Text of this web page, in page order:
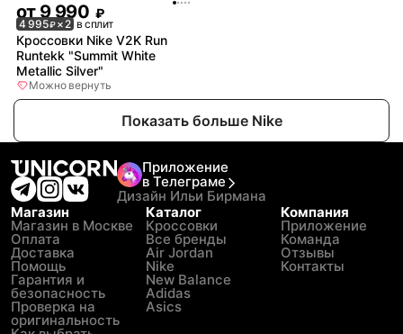
от9 990 ₽
4 995₽× 2 в сплит
Кроссовки Nike V2K Run
Runtekk "Summit White
Metallic Silver"
Можно вернуть
Показать больше Nike
Приложение
в Телеграме
Дизайн Ильи Бирмана
Магазин
Магазин в Москве
Оплата
Доставка
Помощь
Гарантия и
безопасность
Проверка на
оригинальность
Каталог
Кроссовки
Все бренды
Air Jordan
Nike
New Balance
Adidas
Asics
Компания
Приложение
Команда
Отзывы
Контакты